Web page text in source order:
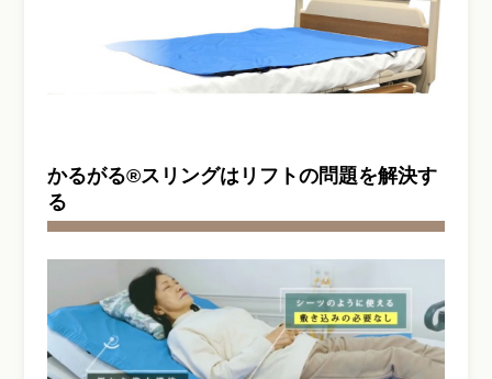
かるがる®スリングはリフトの問題を解決す
る